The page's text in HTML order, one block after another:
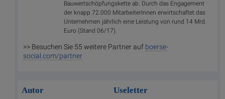
Bauwertschöpfungskette ab. Durch das Engagement
der knapp 72.000 MitarbeiterInnen erwirtschaftet das
Unternehmen jährlich eine Leistung von rund 14 Mrd.
Euro (Stand 06/17).
>> Besuchen Sie 55 weitere Partner auf boerse-
social.com/partner
Autor Useletter